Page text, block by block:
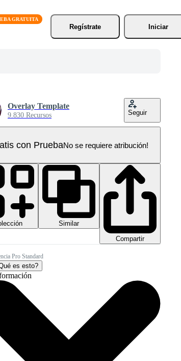
Regístrate
Iniciar
Overlay Template
9.830 Recursos Seguir
con PruebaNo se requiere atribución!
Similar
Compartir
Pro Standard
es esto?